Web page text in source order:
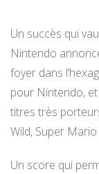
Un succès qui
Nintendo
foyer dans
pour Nintendo,
titres très
Wild, Super
Un score qui